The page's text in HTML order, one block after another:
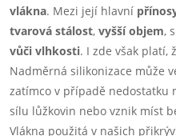
vlákna. Mezi její hlavní
tvarová stálost, vyšší objem,
vůči vlhkosti. I zde však platí,
Nadměrná silikonizace může
zatímco v případě nedostatku
sílu lůžkovin nebo vznik míst
Vlákna použitá v našich